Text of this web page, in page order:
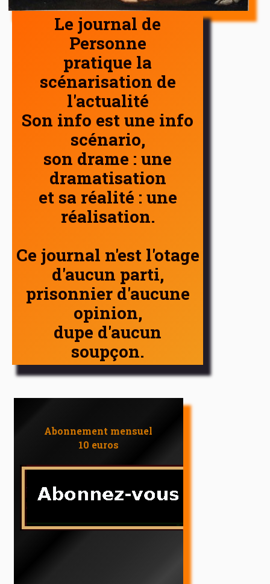
Le journal de
Personne
pratique la
scénarisation de
l'actualité
Son info est une info
scénario,
son drame : une
dramatisation
et sa réalité : une
réalisation.
Ce journal n'est l'otage
d'aucun parti,
prisonnier d'aucune
opinion,
dupe d'aucun
soupçon.
Abonnement mensuel
10 euros